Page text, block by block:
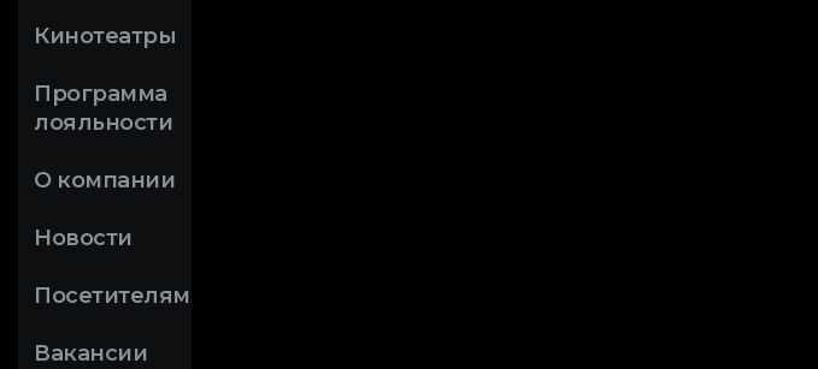
Кинотеатры
Программа
лояльности
О компании
Новости
Посетителям
Вакансии